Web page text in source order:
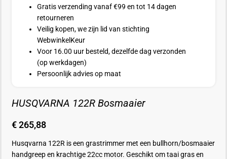
Gratis verzending vanaf €99 en tot 14 dagen
retourneren
Veilig kopen, we zijn lid van stichting
WebwinkelKeur
Voor 16.00 uur besteld, dezelfde dag verzonden
(op werkdagen)
Persoonlijk advies op maat
HUSQVARNA 122R Bosmaaier
€265,88
Husqvarna 122R is een grastrimmer met een bullhorn/bosmaaier
handgreep en krachtige 22cc motor. Geschikt om taai gras en